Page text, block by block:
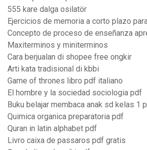
555 kare dalga osilatör
Ejercicios de memoria a corto plazo
Concepto de proceso de enseñanza
Maxiterminos y miniterminos
Cara berjualan di shopee free ongkir
Arti kata tradisional di kbbi
Game of thrones libro pdf italiano
El hombre y la sociedad sociologia pdf
Buku belajar membaca anak sd kelas 1
Quimica organica preparatoria pdf
Quran in latin alphabet pdf
Livro caixa de passaros pdf gratis